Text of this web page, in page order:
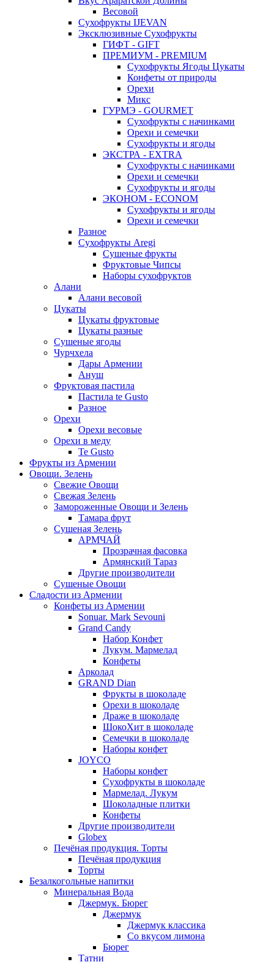
Весовой
Сухофрукты IJEVAN
Эксклюзивные Сухофрукты
ГИФТ - GIFT
ПРЕМИУМ - PREMIUM
Сухофрукты Ягоды Цукаты
Конфеты от природы
Орехи
Микс
ГУРМЭ - GOURMET
Сухофрукты с начинками
Орехи и семечки
Сухофрукты и ягоды
ЭКСТРА - EXTRA
Сухофрукты с начинками
Орехи и семечки
Сухофрукты и ягоды
ЭКОНОМ - ECONOM
Сухофрукты и ягоды
Орехи и семечки
Разное
Сухофрукты Aregi
Сушеные фрукты
Фруктовые Чипсы
Наборы сухофруктов
Алани
Алани весовой
Цукаты
Цукаты фруктовые
Цукаты разные
Сушеные ягоды
Чурчхела
Дары Армении
Ануш
Фруктовая пастила
Пастила te Gusto
Разное
Орехи
Орехи весовые
Орехи в меду
Te Gusto
Фрукты из Армении
Овощи. Зелень
Свежие Овощи
Свежая Зелень
Замороженные Овощи и Зелень
Тамара фрут
Сушеная Зелень
АРМЧАЙ
Прозрачная фасовка
Армянский Тараз
Другие производители
Сушеные Овощи
Сладости из Армении
Конфеты из Армении
Sonuar. Mark Sevouni
Grand Candy
Набор Конфет
Лукум. Мармелад
Конфеты
Арколад
GRAND Dian
Фрукты в шоколаде
Орехи в шоколаде
Драже в шоколаде
ШокоХит в шоколаде
Семечки в шоколаде
Наборы конфет
JOYCO
Наборы конфет
Сухофрукты в шоколаде
Мармелад. Лукум
Шоколадные плитки
Конфеты
Другие производители
Globex
Печёная продукция. Торты
Печёная продукция
Торты
Безалкогольные напитки
Минеральная Вода
Джермук. Бюрег
Джермук
Джермук классика
Со вкусом лимона
Бюрег
Татни